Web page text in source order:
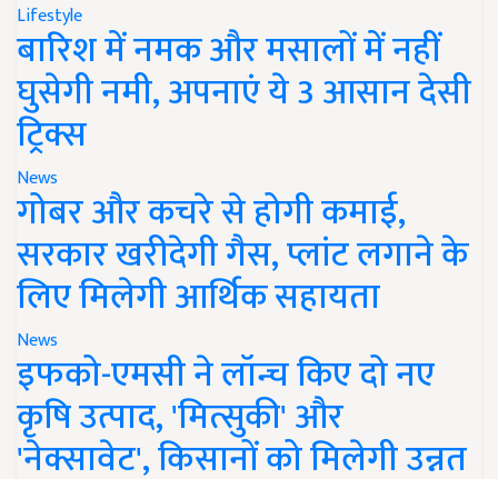
Lifestyle
बारिश में नमक और मसालों में नहीं
घुसेगी नमी, अपनाएं ये 3 आसान देसी
ट्रिक्स
News
गोबर और कचरे से होगी कमाई,
सरकार खरीदेगी गैस, प्लांट लगाने के
लिए मिलेगी आर्थिक सहायता
News
इफको-एमसी ने लॉन्च किए दो नए
कृषि उत्पाद, 'मित्सुकी' और
'नेक्सावेट', किसानों को मिलेगी उन्नत